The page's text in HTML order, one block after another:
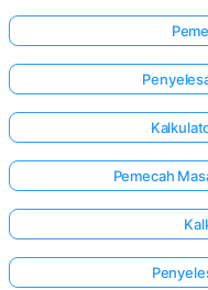
Masuk
di sini!
Pemecah